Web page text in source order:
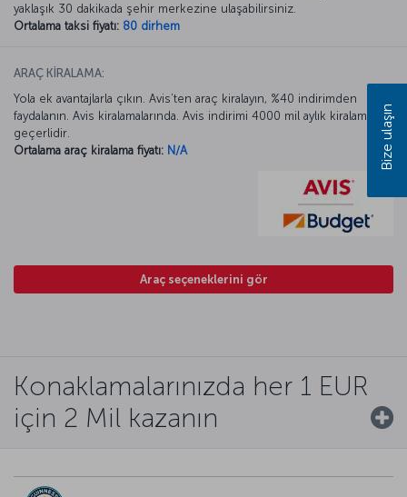
yaklaşık 30 dakikada şehir merkezine ulaşabilirsiniz.
Ortalama taksi fiyatı: 80 dirhem
ARAÇ KİRALAMA:
Yola ek avantajlarla çıkın. Avis’ten araç kiralayın, %40 indirimden
faydalanın. Avis kiralamalarında. Avis indirimi 4000 mil aylık kiralamada
geçerlidir.
Ortalama araç kiralama fiyatı: N/A
Araç seçeneklerini gör
Konaklamalarınızda her 1 EUR
için 2 Mil kazanın
Bize ulaşın